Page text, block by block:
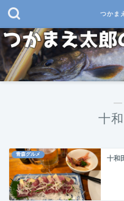
つかま
―
十
青森グルメ
十和